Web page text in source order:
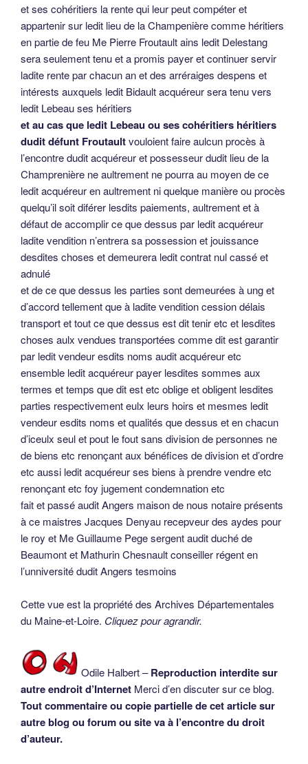
et ses cohéritiers la rente qui leur peut compéter et
appartenir sur ledit lieu de la Champenière comme héritiers
en partie de feu Me Pierre Froutault ains ledit Delestang
sera seulement tenu et a promis payer et continuer servir
ladite rente par chacun an et des arréraiges despens et
intérests auxquels ledit Bidault acquéreur sera tenu vers
ledit Lebeau ses héritiers
et au cas que ledit Lebeau ou ses cohéritiers héritiers
dudit défunt Froutaultvouloient faire aulcun procès à
l’encontre dudit acquéreur et possesseur dudit lieu de la
Champrenière ne aultrement ne pourra au moyen de ce
ledit acquéreur en aultrement ni quelque manière ou procès
quelqu’il soit diférer lesdits paiements, aultrement et à
défaut de accomplir ce que dessus par ledit acquéreur
ladite vendition n’entrera sa possession et jouissance
desdites choses et demeurera ledit contrat nul cassé et
adnulé
et de ce que dessus les parties sont demeurées à ung et
d’accord tellement que à ladite vendition cession délais
transport et tout ce que dessus est dit tenir etc et lesdites
choses aulx vendues transportées comme dit est garantir
par ledit vendeur esdits noms audit acquéreur etc
ensemble ledit acquéreur payer lesdites sommes aux
termes et temps que dit est etc oblige et obligent lesdites
parties respectivement eulx leurs hoirs et mesmes ledit
vendeur esdits noms et qualités que dessus et en chacun
d’iceulx seul et pout le fout sans division de personnes ne
de biens etc renonçant aux bénéfices de division et d’ordre
etc aussi ledit acquéreur ses biens à prendre vendre etc
renonçant etc foy jugement condemnation etc
fait et passé audit Angers maison de nous notaire présents
à ce maistres Jacques Denyau recepveur des aydes pour
le roy et Me Guillaume Pege sergent audit duché de
Beaumont et Mathurin Chesnault conseiller régent en
l’unniversité dudit Angers tesmoins
Cette vue est la propriété des Archives Départementales
du Maine-et-Loire. Cliquez pour agrandir.
Odile Halbert –Reproduction interdite sur
autre endroit d’Internet Merci d’en discuter sur ce blog.
Tout commentaire ou copie partielle de cet article sur
autre blog ou forum ou site va à l’encontre du droit
d’auteur.